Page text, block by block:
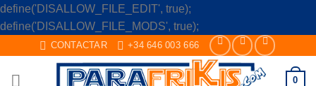
define('DISALLOW_FILE_EDIT', true);
define('DISALLOW_FILE_MODS', true);
to
content
CONTACTAR +34 646 003 666
0